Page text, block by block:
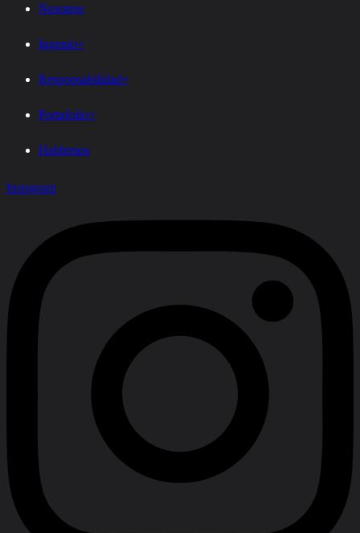
Nosotros
Ingenio+
Responsabilidad+
Portafolio+
Hablemos
Instagram